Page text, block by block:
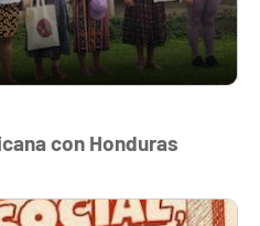
con Honduras